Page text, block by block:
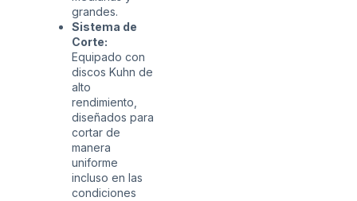
grandes.
Sistema de
Corte:
Equipado con
discos Kuhn de
alto
rendimiento,
diseñados para
cortar de
manera
uniforme
incluso en las
condiciones